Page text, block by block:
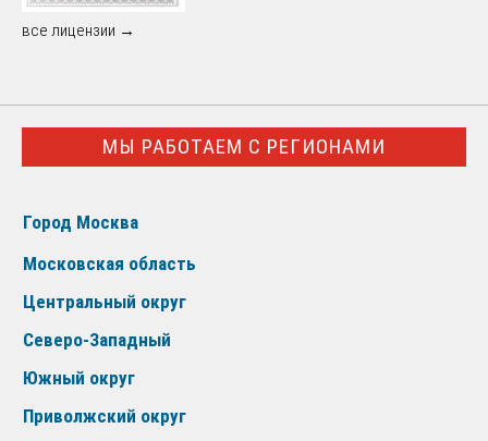
все лицензии →
МЫ РАБОТАЕМ С РЕГИОНАМИ
Город Москва
Московская область
Центральный округ
Северо-Западный
Южный округ
Приволжский округ